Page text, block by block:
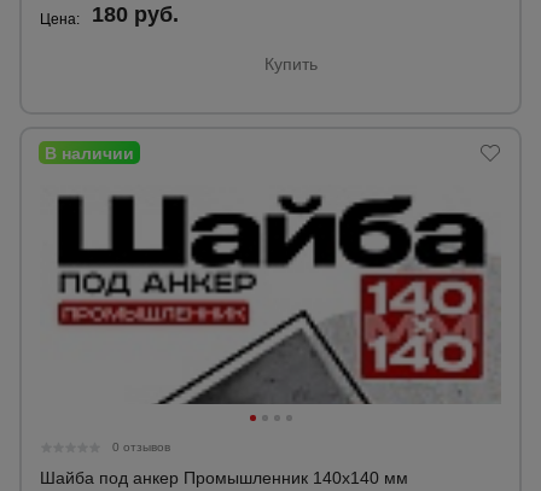
Цена: 180 руб.
Купить
0 отзывов
Шайба под анкер Промышленник 140х140 мм